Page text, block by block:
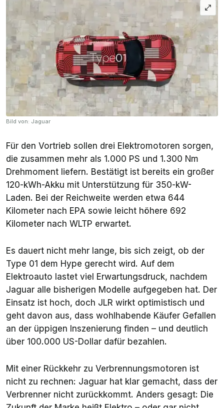
Bild von: Jaguar
Für den Vortrieb sollen drei Elektromotoren sorgen,
die zusammen mehr als 1.000 PS und 1.300 Nm
Drehmoment liefern. Bestätigt ist bereits ein großer
120-kWh-Akku mit Unterstützung für 350-kW-
Laden. Bei der Reichweite werden etwa 644
Kilometer nach EPA sowie leicht höhere 692
Kilometer nach WLTP erwartet.
Es dauert nicht mehr lange, bis sich zeigt, ob der
Type 01 dem Hype gerecht wird. Auf dem
Elektroauto lastet viel Erwartungsdruck, nachdem
Jaguar alle bisherigen Modelle aufgegeben hat. Der
Einsatz ist hoch, doch JLR wirkt optimistisch und
geht davon aus, dass wohlhabende Käufer Gefallen
an der üppigen Inszenierung finden – und deutlich
über 100.000 US-Dollar dafür bezahlen.
Mit einer Rückkehr zu Verbrennungsmotoren ist
nicht zu rechnen: Jaguar hat klar gemacht, dass der
Verbrenner nicht zurückkommt. Anders gesagt: Die